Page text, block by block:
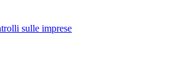
sulle imprese